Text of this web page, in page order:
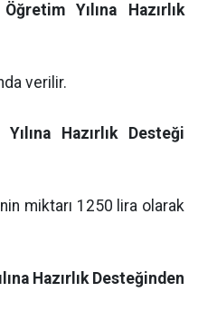
Yılına Hazırlık
verilir.
Hazırlık Desteği
miktarı 1250 lira olarak
Hazırlık Desteğinden